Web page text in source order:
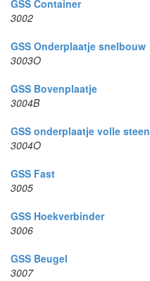
GSS Container
3002
GSS Onderplaatje snelbouw
3003O
GSS Bovenplaatje
3004B
GSS onderplaatje volle steen
3004O
GSS Fast
3005
GSS Hoekverbinder
3006
GSS Beugel
3007